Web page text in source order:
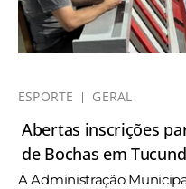
ESPORTE GERAL
Abertas inscrições
de Bochas em
A Administração